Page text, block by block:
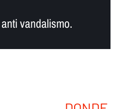
vandalismo.